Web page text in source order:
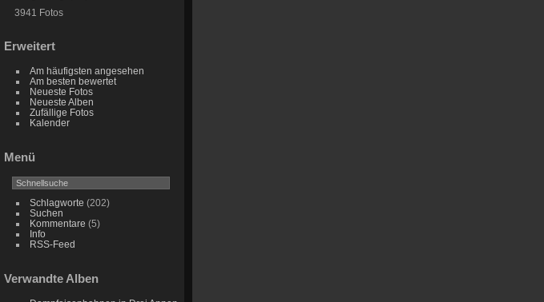
3941 Fotos
Erweitert
Am häufigsten angesehen
Am besten bewertet
Neueste Fotos
Neueste Alben
Zufällige Fotos
Kalender
Menü
Schlagworte (202)
Suchen
Kommentare (5)
Info
RSS-Feed
Verwandte Alben